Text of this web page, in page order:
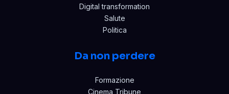
Digital transformation
Salute
Politica
Da non perdere
Formazione
Cinema Tribune